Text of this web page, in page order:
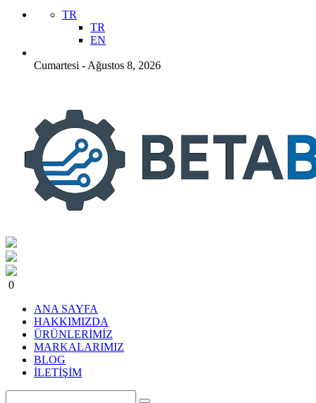
TR
TR
EN
Cumartesi - Ağustos 8, 2026
0
ANA SAYFA
HAKKIMIZDA
ÜRÜNLERİMİZ
MARKALARIMIZ
BLOG
İLETİŞİM